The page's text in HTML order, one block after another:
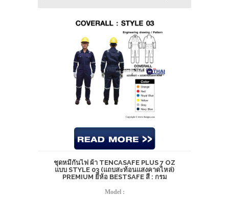
ชุดหมีกันไฟ ผ้า TENCASAFE PLUS 7 OZ
แบบ STYLE 03 (แถบสะท้อนแสงคาดไหล่)
PREMIUM ยี่ห้อ BESTSAFE สี : กรม
Model :